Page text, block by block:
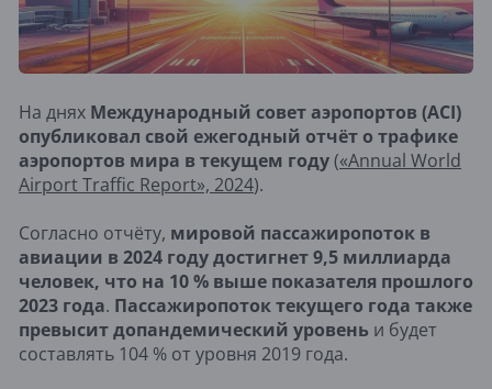
На днях Международный совет аэропортов (ACI)
опубликовал свой ежегодный отчёт о трафике
аэропортов мира в текущем году(«Annual World
Airport Traffic Report», 2024).
Согласно отчёту, мировой пассажиропоток в
авиации в 2024 году достигнет 9,5 миллиарда
человек, что на 10 % выше показателя прошлого
2023 года. Пассажиропоток текущего года также
превысит допандемический уровень и будет
составлять 104 % от уровня 2019 года.